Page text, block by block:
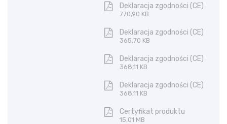
Deklaracja zgodności (CE)
770,90 KB
Deklaracja zgodności (CE)
365,70 KB
Deklaracja zgodności (CE)
368,11 KB
Deklaracja zgodności (CE)
368,11 KB
Certyfikat produktu
15,01 MB